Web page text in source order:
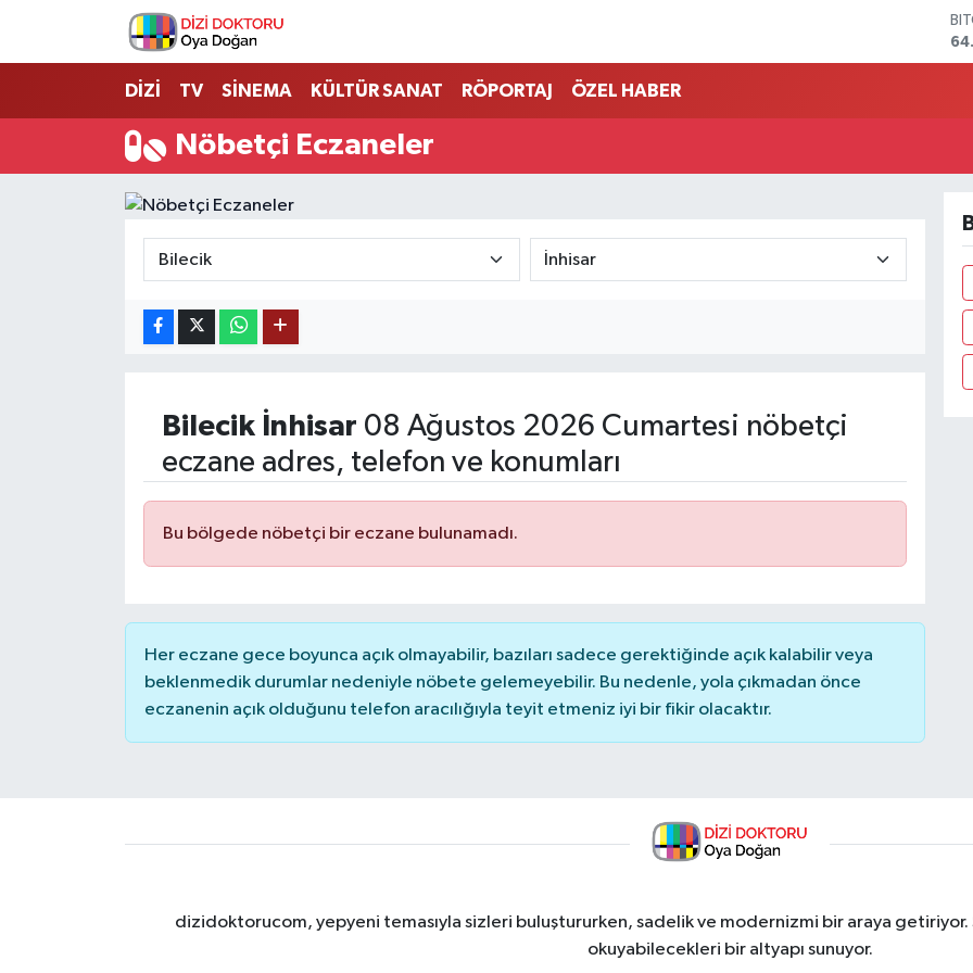
DİZİ TV SİNEMA KÜLTÜR SANAT RÖPORTAJ ÖZEL HABER
Nöbetçi Eczaneler
Bilecik İnhisar 08 Ağustos 2026 Cumartesi nöbetçi
eczane adres, telefon ve konumları
Bu bölgede nöbetçi bir eczane bulunamadı.
Her eczane gece boyunca açık olmayabilir, bazıları sadece gerektiğinde açık kalabilir veya
beklenmedik durumlar nedeniyle nöbete gelemeyebilir. Bu nedenle, yola çıkmadan önce
eczanenin açık olduğunu telefon aracılığıyla teyit etmeniz iyi bir fikir olacaktır.
dizidoktorucom, yepyeni temasıyla sizleri buluştururken, sadelik ve modernizmi bir araya getiriyor.
okuyabilecekleri bir altyapı sunuyor.
İstanbul Nöbetçi Eczaneler
İstanbul Hava Durumu
İstanbul Namaz Vakitleri
Son Dakika Haberleri
Haber Arşivi